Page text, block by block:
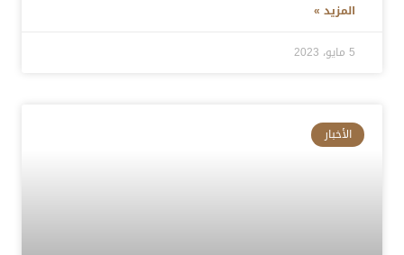
المزيد »
5 مايو، 2023
الأخبار